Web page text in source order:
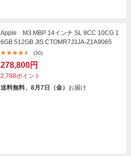
Apple M3 MBP 14インチ SL 8CC 10CG 1
6GB 512GB JIS CTOMR7J3JA-Z1A9065
(30)
278,800円
2,788ポイント
送料無料、8月7日（金） お届け